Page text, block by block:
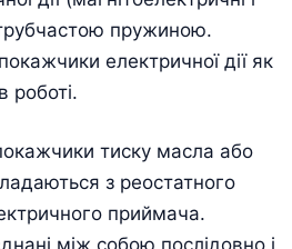
пружиною.
електричної дії як
роботі.
тиску масла або
з реостатного
приймача.